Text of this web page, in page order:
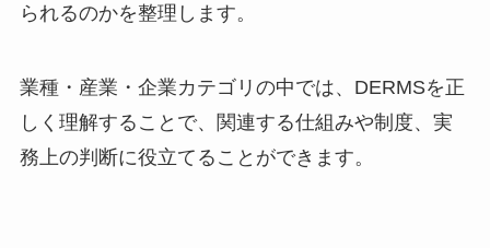
られるのかを整理します。
業種・産業・企業カテゴリの中では、DERMSを正
しく理解することで、関連する仕組みや制度、実
務上の判断に役立てることができます。